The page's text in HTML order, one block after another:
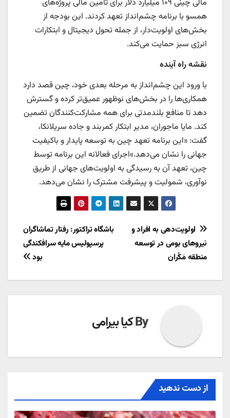
مالی چینی ۱۰۹ میلیارد دلار برای تأمین مالی پروژه‌های
همسو با برنامه چشم‌انداز تعهد کردند. این بودجه از
بخش‌های اولویت‌دار، از جمله تحول دیجیتال و ابتکارات
انرژی سبز حمایت می‌کند.
نقشه راه آینده
با ورود این چشم‌انداز به مرحله بعدی خود، چین قصد دارد
همکاری‌ها را در بخش‌های نوظهور عمیق‌تر کرده و گسترش
دهد تا منافع بلندمدتی برای همه مشارکت‌کنندگان تضمین
کند. مایا ماجوران، مدیر ابتکار کمربند و جاده سریلانکا،
گفت: «این برنامه تعهد چین به توسعه پایدار و باکیفیت
جهانی را نشان می‌دهد.»اجرای فعالانه این برنامه توسط
چین، تعهد آن به رسیدگی به اولویت‌های جهانی از طریق
نوآوری، شمولیت و پیشرفت مشترک را نشان می‌دهد.
راهبری
نوشته
باشگاه تراکتور: رفتار تماشاگران
پرسپولیس مایه سرافکندگی
بود
اولویت‌دهی به افراد و
نیروهای بومی در توسعه
منطقه مَکُران
Byکیا بیرامی
از دست ندهید